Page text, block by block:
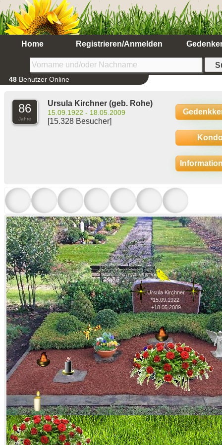
Home Registrieren/Anmelden
48 Benutzer Online
86
Jahre
Ursula Kirchner (geb. Rohe)
15.09.1922 - 18.05.2009
[15.328 Besucher]
Ursula Kirchner
*15.09.1922-
+18.05.2009